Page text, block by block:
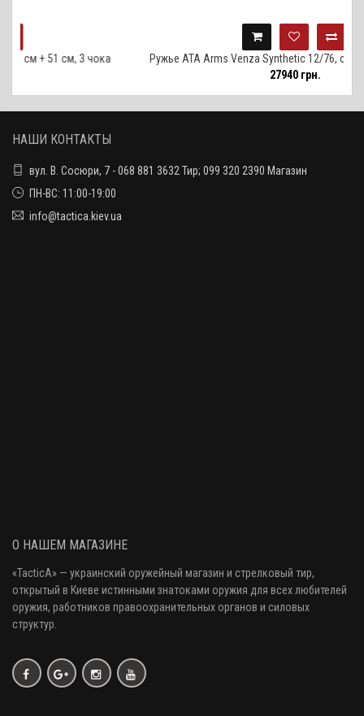
см, 3 чока
Ружье ATA Arms Venza Synthetic 12/76, ствол 76 см, 5
НАШИ КОНТАКТЫ
вул. В. Сосюри, 7 - 068 881 3632 Тир; 099 320 2390 Магазин
ПН-ВС: 11:00-19:00
info@tactica.kiev.ua
О НАШЕМ МАГАЗИНЕ
«TacticA» — украинский оружейный магазин и стрелковый тир,
открытый в Киеве истинными знатоками оружия для всех любителей
оружия, работников правоохранительных органов и силовых
структур.